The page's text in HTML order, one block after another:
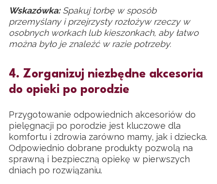
Wskazówka: Spakuj torbę w sposób
przemyślany i przejrzysty rozłożyw rzeczy w
osobnych workach lub kieszonkach, aby łatwo
można było je znaleźć w razie potrzeby.
4. Zorganizuj niezbędne akcesoria
do opieki po porodzie
Przygotowanie odpowiednich akcesoriów do
pielęgnacji po porodzie jest kluczowe dla
komfortu i zdrowia zarówno mamy, jak i dziecka.
Odpowiednio dobrane produkty pozwolą na
sprawną i bezpieczną opiekę w pierwszych
dniach po rozwiązaniu.